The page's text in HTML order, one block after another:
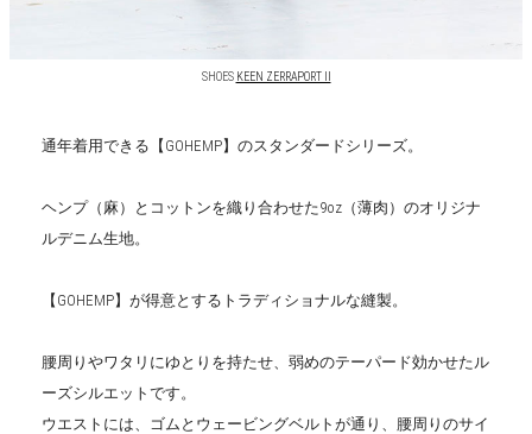
SHOES KEEN ZERRAPORT II
通年着用できる【GOHEMP】のスタンダードシリーズ。
ヘンプ（麻）とコットンを織り合わせた9oz（薄肉）のオリジナ
ルデニム生地。
【GOHEMP】が得意とするトラディショナルな縫製。
腰周りやワタリにゆとりを持たせ、弱めのテーパード効かせたル
ーズシルエットです。
ウエストには、ゴムとウェービングベルトが通り、腰周りのサイ